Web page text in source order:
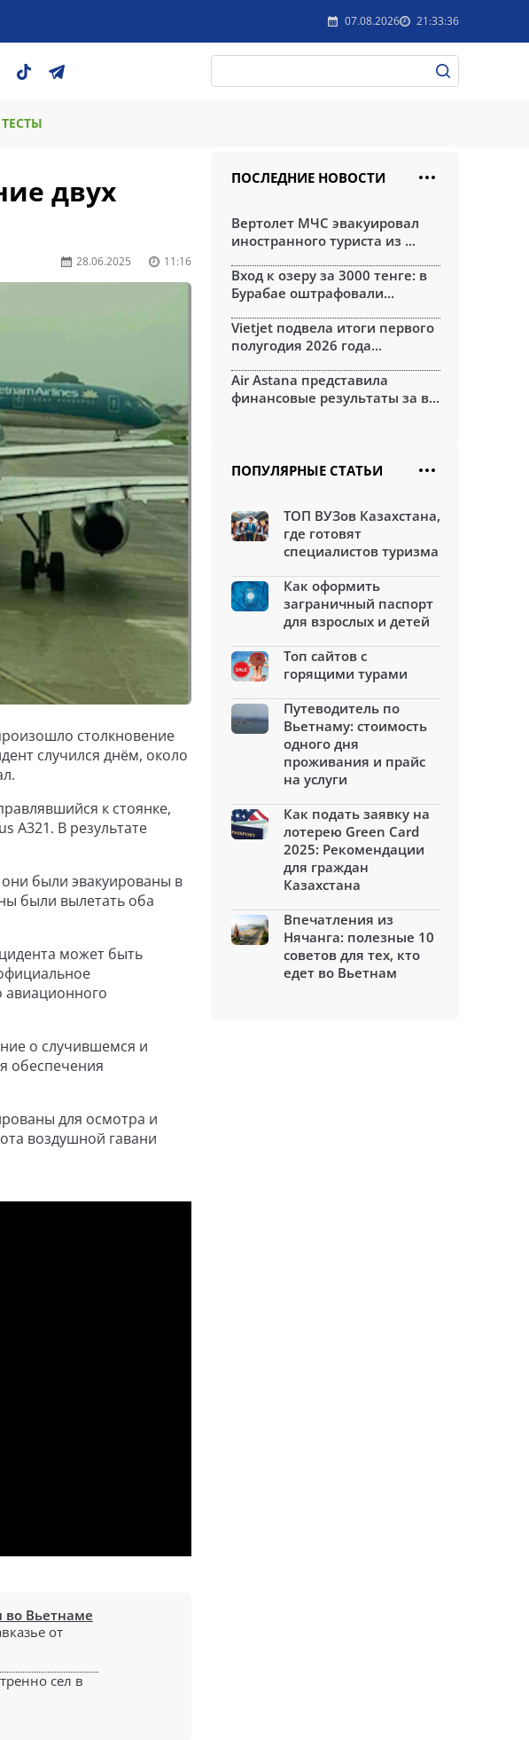
07.08.2026 21:33:36
ТЕСТЫ
двух
28.06.2025 11:16
столкновение
случился днём, около
к стоянке,
A321. В результате
были эвакуированы в
были вылетать оба
может быть
авиационного
о случившемся и
обеспечения
для осмотра и
воздушной гавани
во Вьетнаме
от
сел в
ПОСЛЕДНИЕ НОВОСТИ
Вертолет МЧС эвакуировал
иностранного туриста из ...
Вход к озеру за 3000 тенге: в
Бурабае оштрафовали...
Vietjet подвела итоги первого
полугодия 2026 года...
Air Astana представила
финансовые результаты за в...
ПОПУЛЯРНЫЕ СТАТЬИ
ТОП ВУЗов Казахстана,
где готовят
специалистов туризма
Как оформить
заграничный паспорт
для взрослых и детей
Топ сайтов с
горящими турами
Путеводитель по
Вьетнаму: стоимость
одного дня
проживания и прайс
на услуги
Как подать заявку на
лотерею Green Card
2025: Рекомендации
для граждан
Казахстана
Впечатления из
Нячанга: полезные 10
советов для тех, кто
едет во Вьетнам